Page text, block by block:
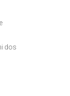
dos